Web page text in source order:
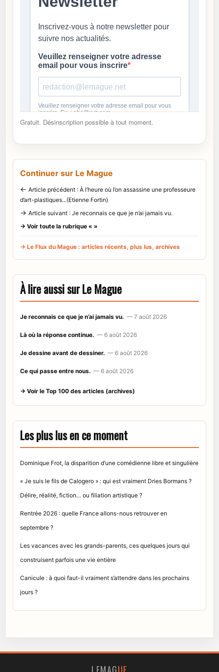
Gratuit. Désinscription possible à tout moment.
Continuer sur Le Mague
← Article précédent : À l’heure où l’on assassine une professeure
d’art-plastiques...(Etienne Fortin)
→ Article suivant : Je reconnais ce que je n’ai jamais vu.
→ Voir toute la rubrique « »
→ Le Flux du Mague : articles récents, plus lus, archives
À lire aussi sur Le Mague
Je reconnais ce que je n’ai jamais vu. — 7 août 2026
Là où la réponse continue. — 6 août 2026
Je dessine avant de dessiner. — 6 août 2026
Ce qui passe entre nous. — 6 août 2026
→ Voir le Top 100 des articles (archives)
Les plus lus en ce moment
Dominique Frot, la disparition d’une comédienne libre et singulière
« Je suis le fils de Calogero » : qui est vraiment Dries Bormans ?
Délire, réalité, fiction… ou filiation artistique ?
Rentrée 2026 : quelle France allons-nous retrouver en
septembre ?
Les vacances avec les grands-parents, ces quelques jours qui
construisent parfois une vie entière
Canicule : à quoi faut-il vraiment s’attendre dans les prochains
jours ?